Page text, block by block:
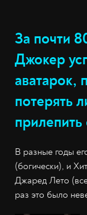
За почти
Джокер
аватарок,
потерять
прилепить
В разные годы
(богически), и
Джаред Лето
раз это было